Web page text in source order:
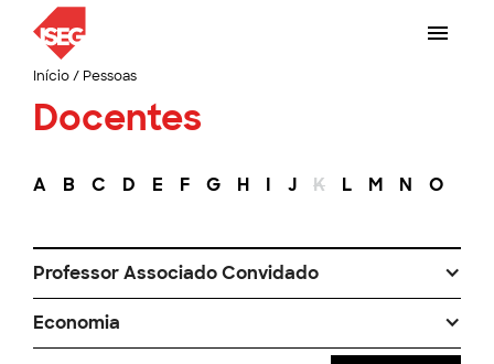
Início/ Pessoas
Docentes
A B C D E F G H I J K L M N O
Professor Associado Convidado
Economia